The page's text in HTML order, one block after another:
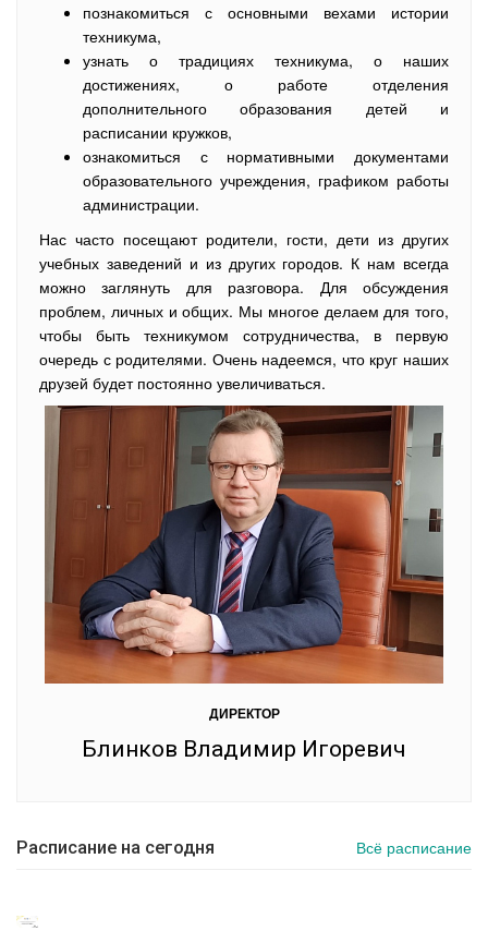
познакомиться с основными вехами истории
техникума,
узнать о традициях техникума, о наших
достижениях, о работе отделения
дополнительного образования детей и
расписании кружков,
ознакомиться с нормативными документами
образовательного учреждения, графиком работы
администрации.
Нас часто посещают родители, гости, дети из других
учебных заведений и из других городов. К нам всегда
можно заглянуть для разговора. Для обсуждения
проблем, личных и общих. Мы многое делаем для того,
чтобы быть техникумом сотрудничества, в первую
очередь с родителями. Очень надеемся, что круг наших
друзей будет постоянно увеличиваться.
ДИРЕКТОР
Блинков Владимир Игоревич
Расписание на сегодня Всё расписание